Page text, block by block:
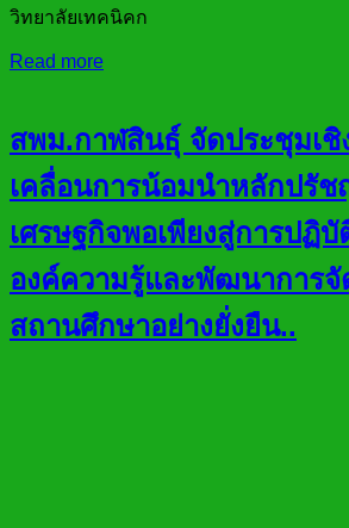
วิทยาลัยเทคนิคก
Read more
สพม.กาฬสินธุ์ จัดประชุมเ
เคลื่อนการน้อมนำหลักปรัช
เศรษฐกิจพอเพียงสู่การปฏิบั
องค์ความรู้และพัฒนาการจั
สถานศึกษาอย่างยั่งยืน..